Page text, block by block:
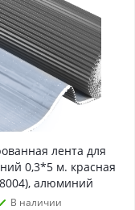
лента для
0,3*5 м. красная
алюминий
В наличии